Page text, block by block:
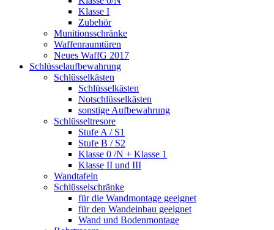
Klasse I
Zubehör
Munitionsschränke
Waffenraumtüren
Neues WaffG 2017
Schlüsselaufbewahrung
Schlüsselkästen
Schlüsselkästen
Notschlüsselkästen
sonstige Aufbewahrung
Schlüsseltresore
Stufe A / S1
Stufe B / S2
Klasse 0 /N + Klasse 1
Klasse II und III
Wandtafeln
Schlüsselschränke
für die Wandmontage geeignet
für den Wandeinbau geeignet
Wand und Bodenmontage